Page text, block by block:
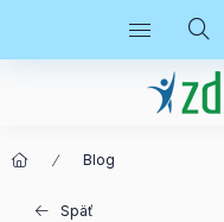
Blog
Späť